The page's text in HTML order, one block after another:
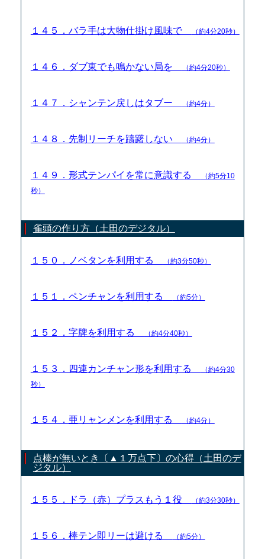
１４５．バラ手は大物仕掛け風味で （約4分20秒）
１４６．ダブ東でも鳴かない局を （約4分20秒）
１４７．シャンテン戻しはタブー （約4分）
１４８．先制リーチを躊躇しない （約4分）
１４９．形式テンパイを常に意識する
（約5分10
秒）
雀頭の作り方（土田のデジタル）
１５０．ノベタンを利用する （約3分50秒）
１５１．ペンチャンを利用する （約5分）
１５２．字牌を利用する （約4分40秒）
１５３．四連カンチャン形を利用する
（約4分30
秒）
１５４．亜リャンメンを利用する （約4分）
点棒が無いとき〔▲１万点下〕の心得（土田のデ
ジタル）
１５５．ドラ（赤）プラスもう１役 （約3分30秒）
１５６．棒テン即リーは避ける （約5分）